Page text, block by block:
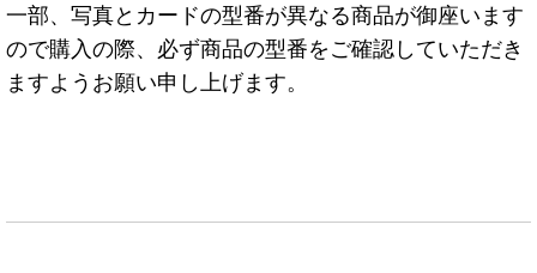
一部、写真とカードの型番が異なる商品が御座います
ので購入の際、必ず商品の型番をご確認していただき
ますようお願い申し上げます。